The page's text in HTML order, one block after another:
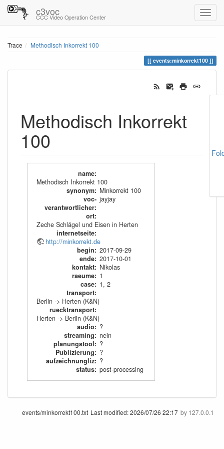
c3voc
CCC Video Operation Center
Trace Methodisch Inkorrekt 100
events:minkorrekt100
Methodisch Inkorrekt
100
name:
Methodisch Inkorrekt 100
synonym: Minkorrekt 100
voc-
verantwortlicher:
jayjay
ort:
Zeche Schlägel und Eisen in Herten
internetseite:
http://minkorrekt.de
begin: 2017-09-29
ende: 2017-10-01
kontakt: Nikolas
raeume: 1
case: 1,2
transport:
Berlin -> Herten (K&N)
ruecktransport:
Herten -> Berlin (K&N)
audio: ?
streaming: nein
planungstool: ?
Publizierung: ?
aufzeichnungliz: ?
status: post-processing
events/minkorrekt100.txt Last modified:2026/07/26 22:17 by 127.0.0.1